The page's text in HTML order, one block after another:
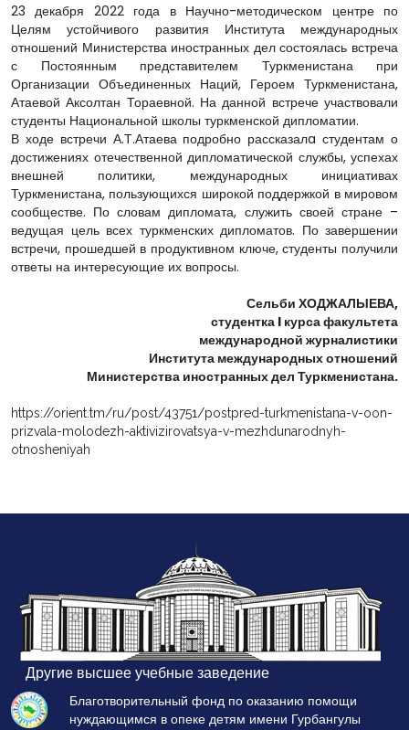
23 декабря 2022 года в Научно-методическом центре по
Целям устойчивого развития Института международных
отношений Министерства иностранных дел состоялась встреча
с Постоянным представителем Туркменистана при
Организации Объединенных Наций, Героем Туркменистана,
Атаевой Аксолтан Тораевной. На данной встрече участвовали
студенты Национальной школы туркменской дипломатии.
В ходе встречи А.Т.Атаева подробно рассказалa студентам о
достижениях отечественной дипломатической службы, успехах
внешней политики, международных инициативах
Туркменистана, пользующихся широкой поддержкой в мировом
сообществе. По словам дипломата, служить своей стране –
ведущая цель всех туркменских дипломатов. По завершении
встречи, прошедшей в продуктивном ключе, студенты получили
ответы на интересующие их вопросы.
Сельби ХОДЖАЛЫЕВА,
студентка I курса факультета
международной журналистики
Института международных отношений
Министерства иностранных дел Туркменистана.
https://orient.tm/ru/post/43751/postpred-turkmenistana-v-oon-
prizvala-molodezh-aktivizirovatsya-v-mezhdunarodnyh-
otnosheniyah
Другие высшее учебные заведение
Благотворительный фонд по оказанию помощи
нуждающимся в опеке детям имени Гурбангулы